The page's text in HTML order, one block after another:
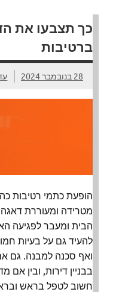
כך תצבעו את
ברטיבות
28 בנובמבר 2024
הופעת כתמי רטיבות
מטרידה ומעוררת
הבית ומעבר לפגיעה
להעיד גם על בעיות
ואף סכנה למבנה. גם
בבניין דירות, ובין
חשוב לטפל בראש